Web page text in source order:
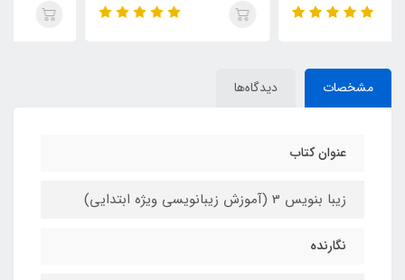
مشخصات دیدگاه‌ها
عنوان کتاب
زیبا بنویس 3 (آموزش زیبانویسی ویژه ابتدایی)
نگارنده